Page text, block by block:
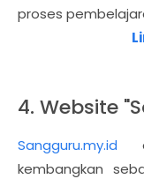
proses
4. Website
Sangguru.my.id
kembangkan